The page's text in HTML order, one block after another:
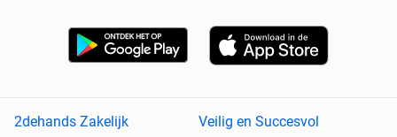
2dehands Zakelijk
Veilig en Succesvol